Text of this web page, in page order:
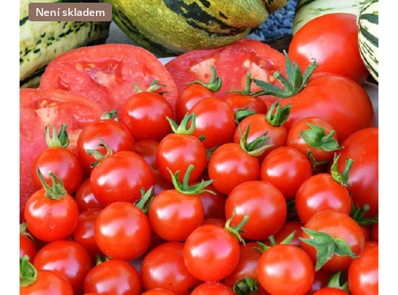
Není skladem